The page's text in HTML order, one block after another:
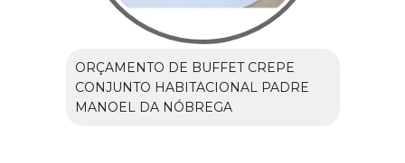
ORÇAMENTO DE BUFFET CREPE
CONJUNTO HABITACIONAL PADRE
MANOEL DA NÓBREGA